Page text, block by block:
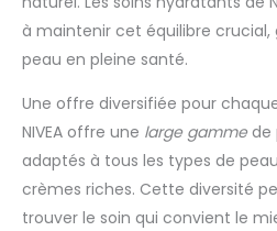
à maintenir cet équilibre crucial,
peau en pleine santé.
Une offre diversifiée pour
NIVEA offre une large gammede
adaptés à tous les types de
crèmes riches. Cette diversité
trouver le soin qui convient le